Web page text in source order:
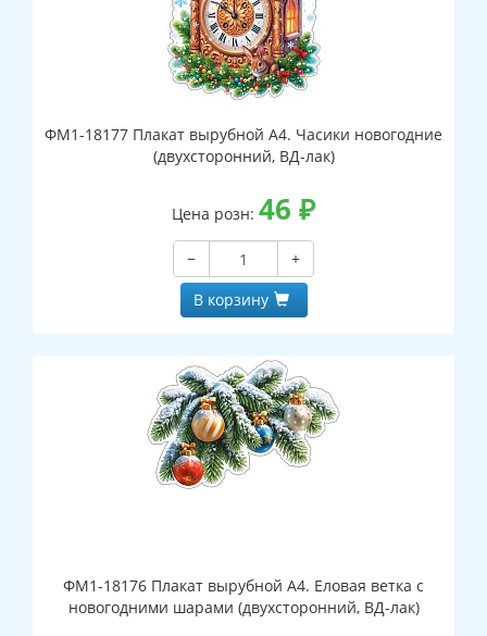
ФМ1-18177 Плакат вырубной А4. Часики новогодние
(двухсторонний, ВД-лак)
Цена розн: 46 ₽
−
+
В корзину
ФМ1-18176 Плакат вырубной А4. Еловая ветка с
новогодними шарами (двухсторонний, ВД-лак)